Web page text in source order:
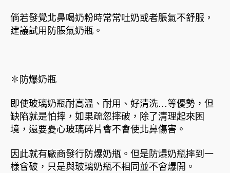
倘若發覺北鼻喝奶粉時常常吐奶或者脹氣不舒服，
建議試用防脹氣奶瓶。
✽防爆奶瓶
即使玻璃奶瓶耐高溫、耐用、好清洗…等優勢，但
缺陷就是怕摔，如果疏忽摔破，除了清理起來困
境，還要憂心玻璃碎片會不會使北鼻傷害。
因此就有廠商發行防爆奶瓶。但是防爆奶瓶摔到一
樣會破，只是與玻璃奶瓶不相同並不會爆開。